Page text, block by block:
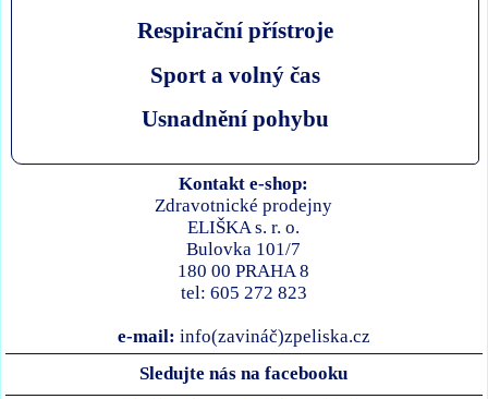
Respirační přístroje
Sport a volný čas
Usnadnění pohybu
Kontakt e-shop:
Zdravotnické prodejny
ELIŠKA s. r. o.
Bulovka 101/7
180 00 PRAHA 8
tel: 605 272 823
e-mail: info(zavináč)zpeliska.cz
Sledujte nás na facebooku